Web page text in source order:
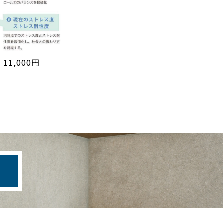
11,000円